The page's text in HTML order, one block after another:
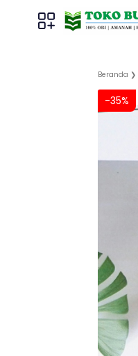
Beranda ❯
-35%